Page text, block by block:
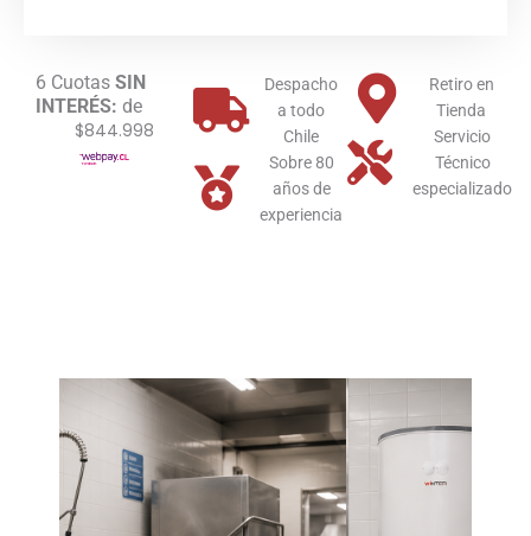
Winter
cantidad
6 Cuotas SIN
INTERÉS: de
$844.998
Despacho
a todo
Chile
Sobre 80
años de
experiencia
Retiro en
Tienda
Servicio
Técnico
especializado